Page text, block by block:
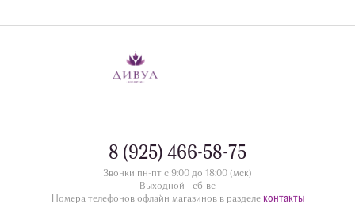
8 (925) 466-58-75
Звонки пн-пт с 9:00 до 18:00 (мск)
Выходной - сб-вс
Номера телефонов офлайн магазинов в разделе контакты